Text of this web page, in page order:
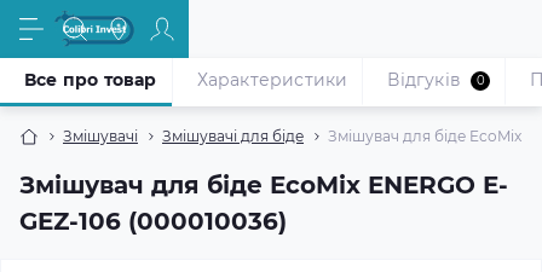
Змішувачі Змішувачі для біде Змішувач для біде EcoMix
Змішувач для біде EcoMix ENERGO E-
GEZ-106 (000010036)
Все про товар Характеристики Відгуків 0